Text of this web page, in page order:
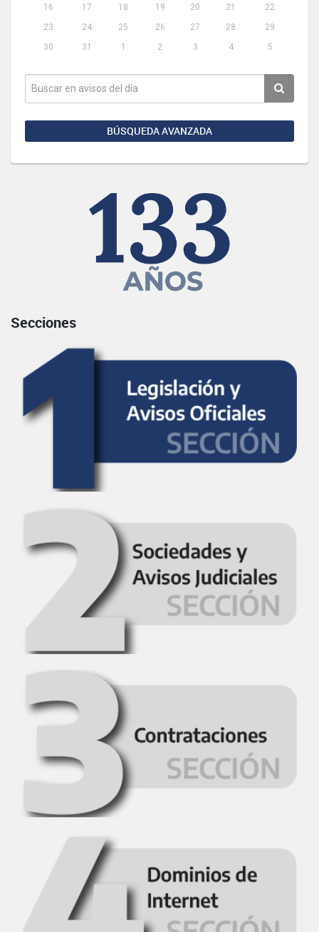
16
17 18 19 20 21
22
23
24 25 26 27 28
29
30
31 1 2 3 4 5
BÚSQUEDA AVANZADA
Secciones